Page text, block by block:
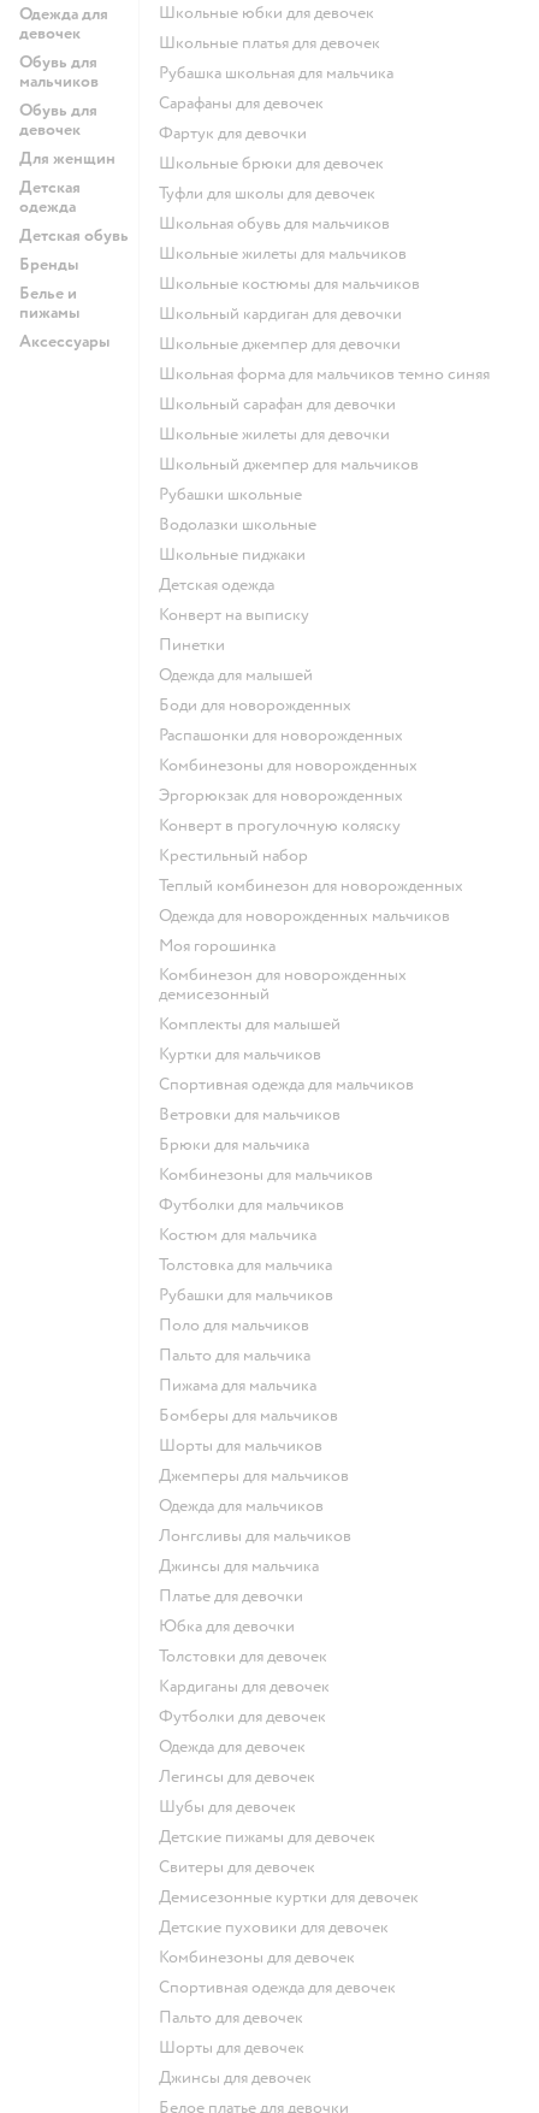
Одежда для
девочек
Обувь для
мальчиков
Обувь для
девочек
Для женщин
Детская
одежда
Детская обувь
Бренды
Белье и
пижамы
Аксессуары
Школьные юбки для девочек
Школьные платья для девочек
Рубашка школьная для мальчика
Сарафаны для девочек
Фартук для девочки
Школьные брюки для девочек
Туфли для школы для девочек
Школьная обувь для мальчиков
Школьные жилеты для мальчиков
Школьные костюмы для мальчиков
Школьный кардиган для девочки
Школьные джемпер для девочки
Школьная форма для мальчиков темно синяя
Школьный сарафан для девочки
Школьные жилеты для девочки
Школьный джемпер для мальчиков
Рубашки школьные
Водолазки школьные
Школьные пиджаки
Детская одежда
Конверт на выписку
Пинетки
Одежда для малышей
Боди для новорожденных
Распашонки для новорожденных
Комбинезоны для новорожденных
Эргорюкзак для новорожденных
Конверт в прогулочную коляску
Крестильный набор
Теплый комбинезон для новорожденных
Одежда для новорожденных мальчиков
Моя горошинка
Комбинезон для новорожденных
демисезонный
Комплекты для малышей
Куртки для мальчиков
Спортивная одежда для мальчиков
Ветровки для мальчиков
Брюки для мальчика
Комбинезоны для мальчиков
Футболки для мальчиков
Костюм для мальчика
Толстовка для мальчика
Рубашки для мальчиков
Поло для мальчиков
Пальто для мальчика
Пижама для мальчика
Бомберы для мальчиков
Шорты для мальчиков
Джемперы для мальчиков
Одежда для мальчиков
Лонгсливы для мальчиков
Джинсы для мальчика
Платье для девочки
Юбка для девочки
Толстовки для девочек
Кардиганы для девочек
Футболки для девочек
Одежда для девочек
Легинсы для девочек
Шубы для девочек
Детские пижамы для девочек
Свитеры для девочек
Демисезонные куртки для девочек
Детские пуховики для девочек
Комбинезоны для девочек
Спортивная одежда для девочек
Пальто для девочек
Шорты для девочек
Джинсы для девочек
Белое платье для девочки